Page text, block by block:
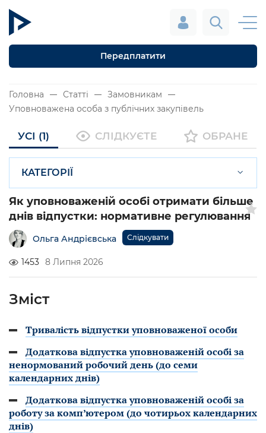
Передплатити
Головна Статті
Замовникам
Уповноважена особа з публічних закупівель
УСІ (1) СЛІДКУЄТЕ ОБРАНЕ
КАТЕГОРІЇ
Як уповноваженій особі отримати більше
днів відпустки: нормативне регулювання
Ольга Андрієвська Слідкувати
1453 8 Липня 2026
Зміст
Тривалість відпустки уповноваженої особи
Додаткова відпустка уповноваженій особі за
ненормований робочий день (до семи
календарних днів)
Додаткова відпустка уповноваженій особі за
роботу за комп’ютером (до чотирьох календарних
днів)